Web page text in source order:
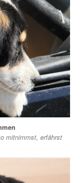
mitnimmst, erfährst